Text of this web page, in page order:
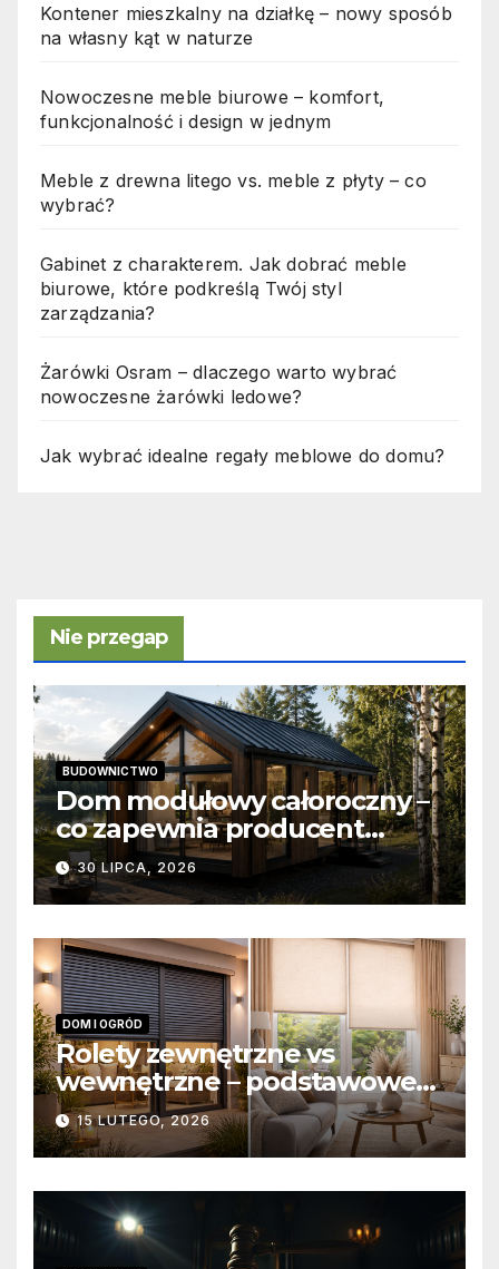
Kontener mieszkalny na działkę – nowy sposób
na własny kąt w naturze
Nowoczesne meble biurowe – komfort,
funkcjonalność i design w jednym
Meble z drewna litego vs. meble z płyty – co
wybrać?
Gabinet z charakterem. Jak dobrać meble
biurowe, które podkreślą Twój styl
zarządzania?
Żarówki Osram – dlaczego warto wybrać
nowoczesne żarówki ledowe?
Jak wybrać idealne regały meblowe do domu?
Nie przegap
BUDOWNICTWO
Dom modułowy całoroczny –
co zapewnia producent
domów modułowych?
30 LIPCA, 2026
DOM I OGRÓD
Rolety zewnętrzne vs
wewnętrzne – podstawowe
różnice konstrukcyjne i
funkcjonalne
15 LUTEGO, 2026